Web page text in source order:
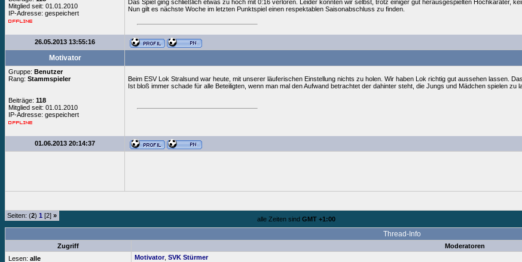
Mitglied seit: 01.01.2010
IP-Adresse: gespeichert
Das Spiel ging schließlich etwas zu hoch mit 0:16 verloren. Leider konnten wir selbst, trotz einiger gut herausgespielten Hochkaräter,
Nun gilt es nächste Woche im letzten Punktspiel einen respektablen Saisonabschluss zu finden.
26.05.2013 13:55:16
Motivator
Gruppe: Benutzer
Rang: Stammspieler
Beiträge: 118
Mitglied seit: 01.01.2010
IP-Adresse: gespeichert
Beim ESV Lok Stralsund war heute, mit unserer läuferischen Einstellung nichts zu holen. Wir haben Lok richtig gut aussehen lassen.
Ist bloß immer schade für alle Beteiligten, wenn man mal den Aufwand betrachtet der dahinter steht, die Jungs und Mädchen spielen zu
01.06.2013 20:14:37
Seiten: (2) 1 [2] » alle Zeiten sind GMT +1:00
Thread-Info
Zugriff
Moderatoren
Lesen: alle Motivator, SVK Stürmer